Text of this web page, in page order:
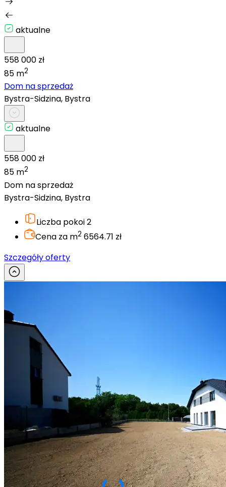
aktualne
558 000 zł
85 m2
Dom na sprzedaż
Bystra-Sidzina, Bystra
aktualne
558 000 zł
85 m2
Dom na sprzedaż
Bystra-Sidzina, Bystra
Liczba pokoi2
Cena za m2 6564.71 zł
Szczegóły oferty